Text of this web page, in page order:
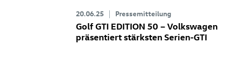
20.06.25 Pressemitteilung
Golf GTI EDITION 50 – Volkswagen
präsentiert stärksten Serien-GTI